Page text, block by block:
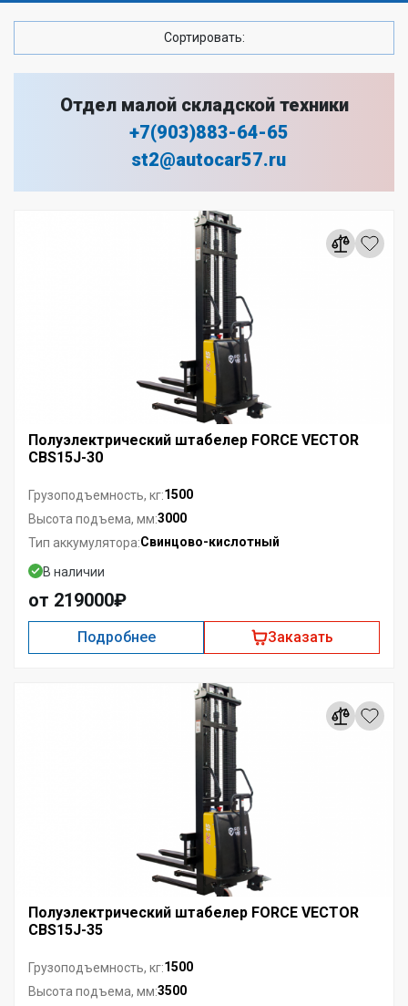
Сортировать:
Отдел малой складской техники
+7(903)883-64-65
st2@autocar57.ru
Полуэлектрический штабелер FORCE VECTOR
CBS15J-30
Грузоподъемность, кг:1500
Высота подъема, мм:3000
Тип аккумулятора:Свинцово-кислотный
В наличии
от 219000₽
Подробнее Заказать
Полуэлектрический штабелер FORCE VECTOR
CBS15J-35
Грузоподъемность, кг:1500
Высота подъема, мм:3500